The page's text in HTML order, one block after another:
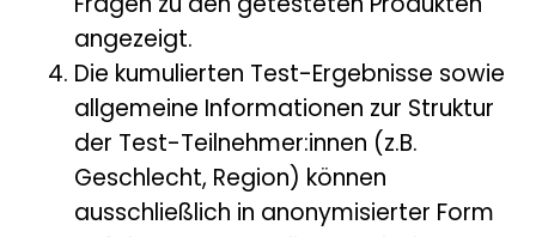
Fragen zu den getesteten Produkten
angezeigt.
Die kumulierten Test-Ergebnisse sowie
allgemeine Informationen zur Struktur
der Test-Teilnehmer:innen (z.B.
Geschlecht, Region) können
ausschließlich in anonymisierter Form